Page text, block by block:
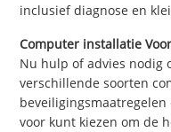
inclusief diagnose en
Computer installatie
Nu hulp of advies nodig
verschillende soorten
voor kunt kiezen om de